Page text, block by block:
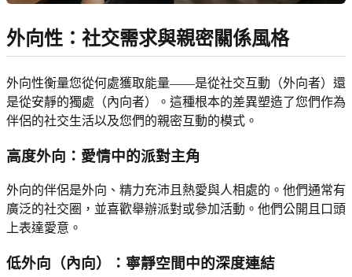
外向性：社交需求與親密關係風格
外向性衡量您從何處獲取能量——是從社交互動（外向者）還
是從安靜的獨處（內向者）。這種根本的差異塑造了您們作為
伴侶的社交生活以及您們的親密互動的模式。
高度外向：愛情中的派對主角
外向的伴侶是外向、精力充沛且熱愛與人相處的。他們通常有
廣泛的社交圈，並喜歡舉辦派對或參加活動。他們公開且口頭
上表達愛意。
低外向（內向）：寧靜空間中的深度連結